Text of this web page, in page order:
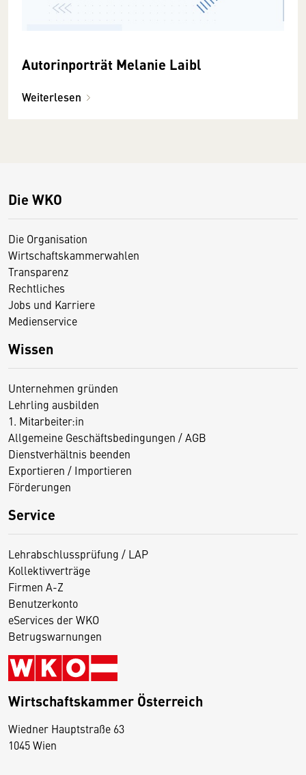
Autorinporträt Melanie Laibl
Weiterlesen
Die WKO
Die Organisation
Wirtschaftskammerwahlen
Transparenz
Rechtliches
Jobs und Karriere
Medienservice
Wissen
Unternehmen gründen
Lehrling ausbilden
1. Mitarbeiter:in
Allgemeine Geschäftsbedingungen / AGB
Dienstverhältnis beenden
Exportieren / Importieren
Förderungen
Service
Lehrabschlussprüfung / LAP
Kollektivverträge
Firmen A-Z
Benutzerkonto
eServices der WKO
Betrugswarnungen
Wirtschaftskammer Österreich
Wiedner Hauptstraße 63
1045 Wien
D